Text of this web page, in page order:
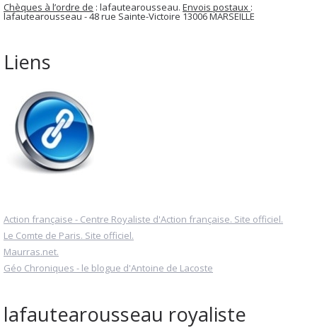
Chèques à l’ordre de : lafautearousseau. Envois postaux :
lafautearousseau - 48 rue Sainte-Victoire 13006 MARSEILLE
Liens
Action française - Centre Royaliste d'Action française. Site officiel.
Le Comte de Paris. Site officiel.
Maurras.net.
Géo Chroniques - le blogue d'Antoine de Lacoste
lafautearousseau royaliste